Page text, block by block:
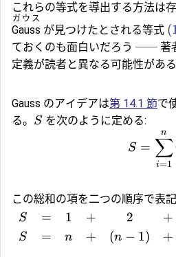
これらの等式を導出する方法は
Gauss
ガウス
が見つけたとされる等式
ておくのも面白いだろう ── 著
定義が読者と異なる可能性があ
Gauss のアイデアは第 14.1 節で
る。 S を次のように定める:
S =
i=1
∑
n
この総和の項を二つの順序で表
S
S
=
=
1
n
+
+
2
(n − 1)
+
+